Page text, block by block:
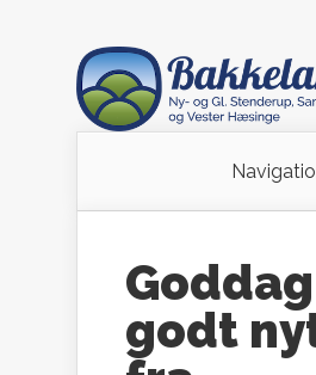
godt